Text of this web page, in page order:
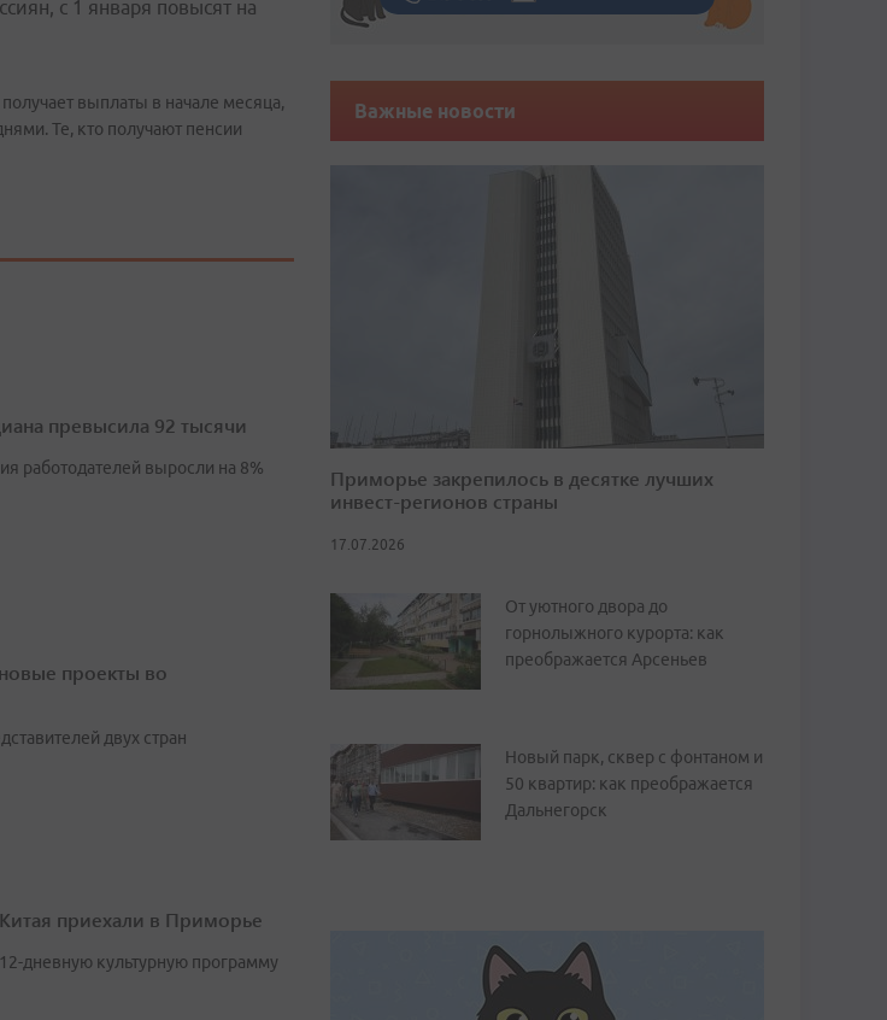
с 1 января повысят на
выплаты в начале месяца,
Те, кто получают пенсии
превысила 92 тысячи
работодателей выросли на 8%
проекты во
двух стран
приехали в Приморье
дневную культурную программу
Важные новости
Приморье закрепилось в десятке лучших
инвест-регионов страны
17.07.2026
От уютного двора до
горнолыжного курорта: как
преображается Арсеньев
Новый парк, сквер с фонтаном и
50 квартир: как преображается
Дальнегорск